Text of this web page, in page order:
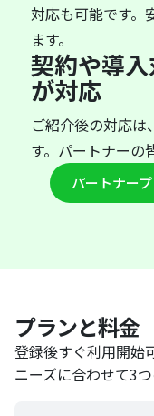
対応も可能です。
ます。
契約や導
が対応
ご紹介後の対応は
す。パートナーの
パートナー
プランと料金
登録後すぐ利用開始
ニーズに合わせて3